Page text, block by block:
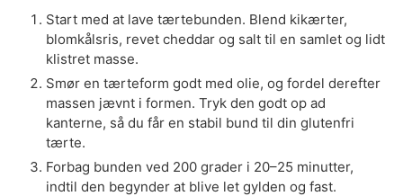
Start med at lave tærtebunden. Blend kikærter,
blomkålsris, revet cheddar og salt til en samlet og lidt
klistret masse.
Smør en tærteform godt med olie, og fordel derefter
massen jævnt i formen. Tryk den godt op ad
kanterne, så du får en stabil bund til din glutenfri
tærte.
Forbag bunden ved 200 grader i 20–25 minutter,
indtil den begynder at blive let gylden og fast.